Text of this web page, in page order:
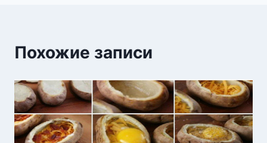
Похожие записи